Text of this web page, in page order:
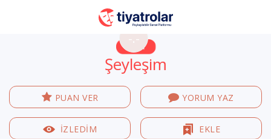
-.-
Şeyleşim
PUAN VER YORUM YAZ
İZLEDİM EKLE